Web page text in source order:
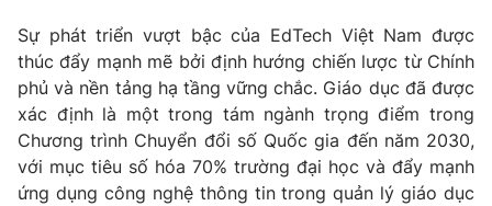
Email:toasoan@vtv.vn
Liên hệ quảng cáo:024-7300.7108
Sự phát triển vượt bậc của EdTech Việt Nam được
thúc đẩy mạnh mẽ bởi định hướng chiến lược từ Chính
phủ và nền tảng hạ tầng vững chắc. Giáo dục đã được
xác định là một trong tám ngành trọng điểm trong
Chương trình Chuyển đổi số Quốc gia đến năm 2030,
với mục tiêu số hóa 70% trường đại học và đẩy mạnh
ứng dụng công nghệ thông tin trong quản lý giáo dục